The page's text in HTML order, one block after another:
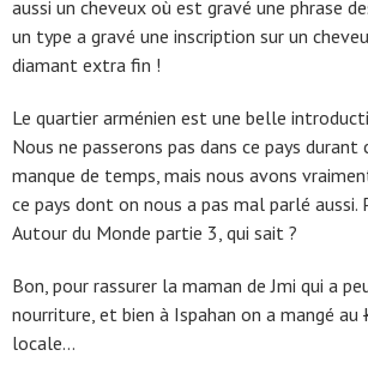
aussi un cheveux où est gravé une phrase
un type a gravé une inscription sur un
diamant extra fin !
Le quartier arménien est une belle
Nous ne passerons pas dans ce pays durant
manque de temps, mais nous avons
ce pays dont on nous a pas mal parlé aussi.
Autour du Monde partie 3, qui sait ?
Bon, pour rassurer la maman de Jmi qui a
nourriture, et bien à Ispahan on a mangé au
locale…